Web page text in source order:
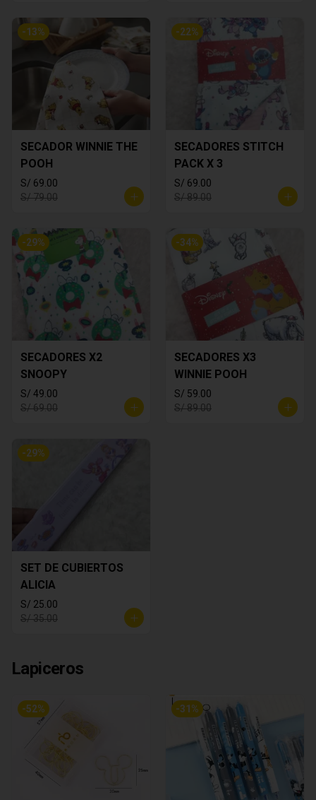
-13%
SECADOR WINNIE THE
POOH
S/ 69.00
S/ 79.00
-22%
SECADORES STITCH
PACK X 3
S/ 69.00
S/ 89.00
-29%
SECADORES X2
SNOOPY
S/ 49.00
S/ 69.00
-34%
SECADORES X3
WINNIE POOH
S/ 59.00
S/ 89.00
-29%
SET DE CUBIERTOS
ALICIA
S/ 25.00
S/ 35.00
Lapiceros
-52% -31 %